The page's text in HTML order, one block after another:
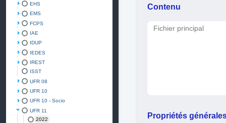
EHS
EMS
FCPS
IAE
IDUP
IEDES
IREST
ISST
UFR 08
UFR 10
UFR 10 - Socio
UFR 11
2022
Contenu
Fichier principal
Propriétés